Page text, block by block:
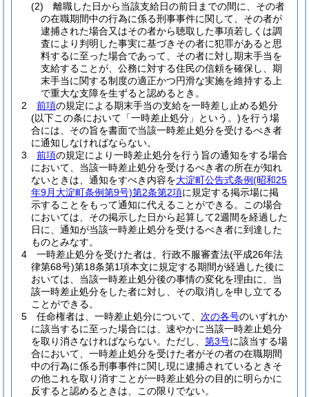
(2)
離職した日から当該支給日の前日までの間に、その者
の在職期間中の行為に係る刑事事件に関して、その者が
逮捕された場合又はその者から聴取した事項若しくは調
査により判明した事実に基づきその者に犯罪があると思
料するに至った場合であって、その者に対し期末手当を
支給することが、公務に対する住民の信頼を確保し、期
末手当に関する制度の適正かつ円滑な実施を維持する上
で重大な支障を生ずると認めるとき。
2
前項の規定による期末手当の支給を一時差し止める処分
(以下この条において「一時差止処分」という。)を行う場
合には、その旨を書面で当該一時差止処分を受けるべき者
に通知しなければならない。
3
前項の規定により一時差止処分を行う旨の通知をする場合
において、当該一時差止処分を受けるべき者の所在が知れ
ないときは、通知をすべき内容を大淀町公告式条例(昭和25
年9月大淀町条例第9号)第2条第2項に規定する掲示場に掲
示することをもって通知に代えることができる。
この場合
においては、その掲示した日から起算して2週間を経過した
日に、通知が当該一時差止処分を受けるべき者に到達した
ものとみなす。
4
一時差止処分を受けた者は、行政不服審査法(平成26年法
律第68号)第18条第1項本文に規定する期間が経過した後に
おいては、当該一時差止処分後の事情の変化を理由に、当
該一時差止処分をした者に対し、その取消しを申し立てる
ことができる。
5
任命権者は、一時差止処分について、 次の各号のいずれか
に該当するに至った場合には、速やかに当該一時差止処分
を取り消さなければならない。 ただし、 第3号に該当する場
合において、一時差止処分を受けた者がその者の在職期間
中の行為に係る刑事事件に関し現に逮捕されているときそ
の他これを取り消すことが一時差止処分の目的に明らかに
反すると認めるときは、この限りでない。